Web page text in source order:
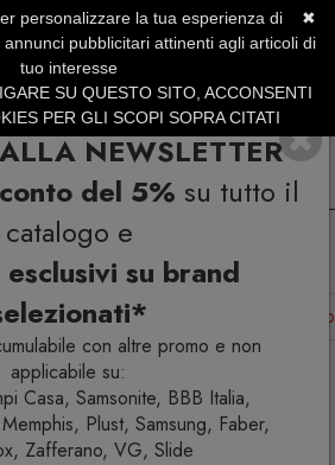
NEWSLETTER
del 5% su tutto il
catalogo e
su brand
con altre promo e non
applicabile su:
Casa, Samsonite, BBB Italia,
Plust, Samsung, Faber,
Zafferano, VG, Slide
CLIENTI +39.0773.470.562
| Fino al 40% di Sconto
Divani Gufram Dark Lady Divano
✖
personalizzare la tua esperienza di
pubblicitari attinenti agli articoli di
tuo interesse
SU QUESTO SITO, ACCONSENTI
PER GLI SCOPI SOPRA CITATI